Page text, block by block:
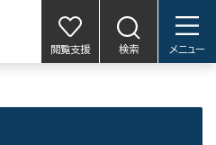
閲覧支援 検索 メニュー